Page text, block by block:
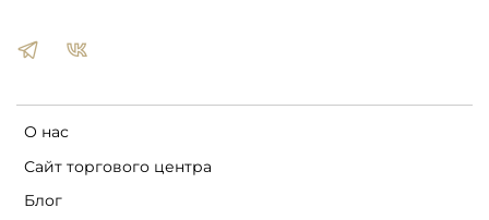
О нас
Сайт торгового центра
Блог